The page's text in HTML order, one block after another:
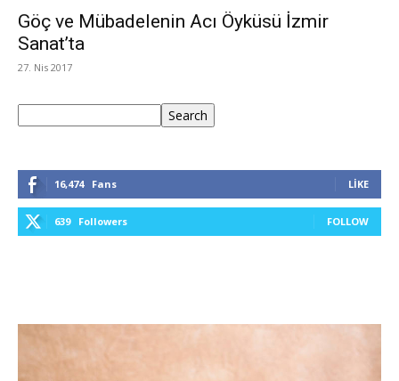
Göç ve Mübadelenin Acı Öyküsü İzmir
Sanat’ta
27. Nis 2017
Search
16,474 Fans LIKE
639 Followers FOLLOW